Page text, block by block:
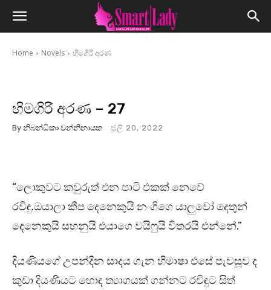
Home Novels හිමගිරි අරණ
හිමගිරි අරණ – 27
By නිබන්ධිකා වන්නිනායක ජූලි 20, 2022
“ලොකුවට කවුරුත් එන පාටි එකක් නෙවේ
රවිඳු.ඔයාලා කීප දෙනෙකුයි නංගිගෙ යාලුවෝ දෙතුන්
දෙනෙකුයි සහනුයි එයාගෙ වයිෆුයි විතරයි එන්නේ.”
දියණියගේ උපන්දින සාදය ගැන හිමාෂා එසේ පැවසූව ද
කුඩා දියණියට හොඳ ත්‍යාගයක් ගන්නට රවිඳුට සිත්